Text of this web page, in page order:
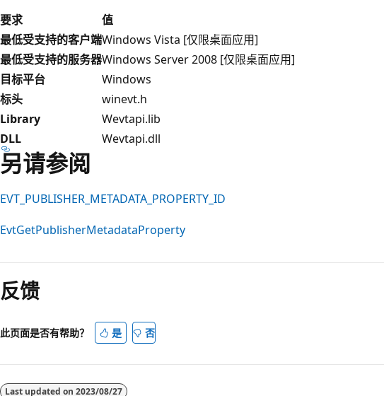
要求
值
最低受支持的客户端Windows Vista [仅限桌面应用]
最低受支持的服务器Windows Server 2008 [仅限桌面应用]
目标平台
Windows
标头
winevt.h
Library
Wevtapi.lib
DLL
Wevtapi.dll
另请参阅
EVT_PUBLISHER_METADATA_PROPERTY_ID
EvtGetPublisherMetadataProperty
读
模
已
用
反馈
此页面是否有帮助？ 是 否
Last updated on 2023/08/27